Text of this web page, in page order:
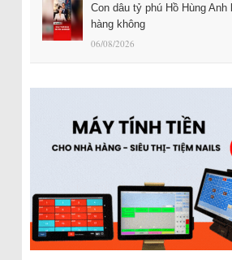
Con dâu tỷ phú Hồ Hùng Anh
hàng không
06/08/2026